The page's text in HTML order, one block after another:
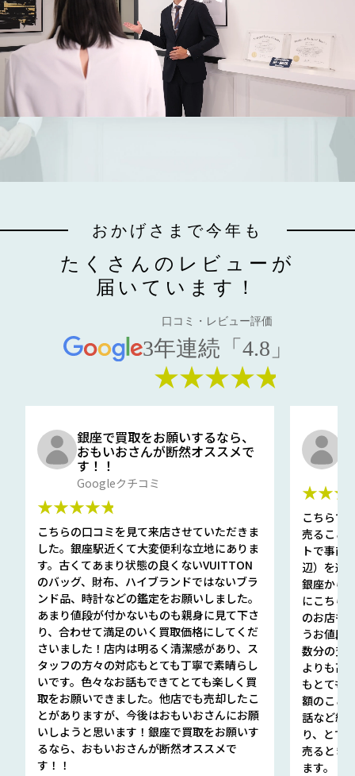
おかげさまで今年も
たくさんのレビューが
届いています！
口コミ・レビュー評価
3年連続「4.8」
★★★★★
銀座で買取をお願いするなら、
おもいおさんが断然オススメで
す！！
Googleクチコミ
★★★★★
こちらの口コミを見て来店させていただきま
した。銀座駅近くて大変便利な立地にありま
す。古くてあまり状態の良くないVUITTON
のバッグ、財布、ハイブランドではないブラ
ンド品、時計などの鑑定をお願いしました。
あまり値段が付かないものも親身に見て下さ
り、合わせて満足のいく買取価格にしてくだ
さいました！店内は明るく清潔感があり、ス
タッフの方々の対応もとても丁寧で素晴らし
いです。色々なお話もできてとても楽しく買
取をお願いできました。他店でも売却したこ
とがありますが、今後はおもいおさんにお願
いしようと思います！銀座で買取をお願いす
るなら、おもいおさんが断然オススメで
す！！
こちらで
売ること
トで事前
辺）を選
銀座から
にこちら
のお店も
うお値段
数分の査
よりも高
もとても
額のこと
話など細
り、とて
売るとき
ます。